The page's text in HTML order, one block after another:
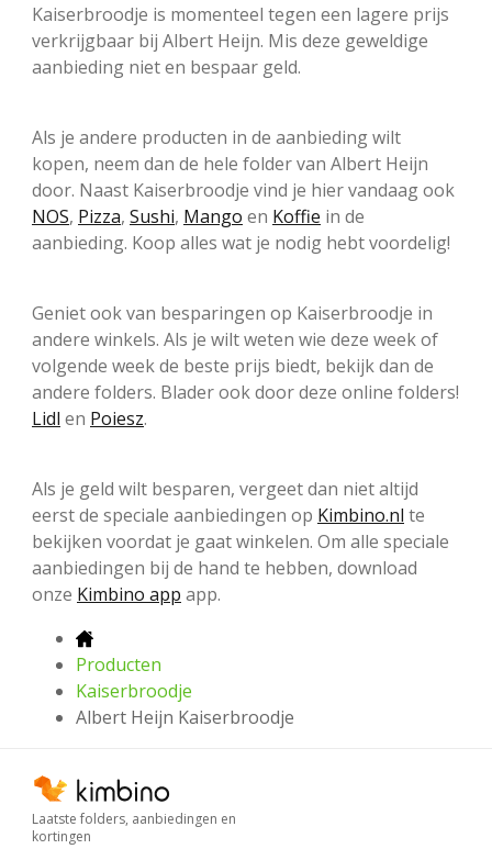
Kaiserbroodje is momenteel tegen een lagere prijs
verkrijgbaar bij Albert Heijn. Mis deze geweldige
aanbieding niet en bespaar geld.
Als je andere producten in de aanbieding wilt
kopen, neem dan de hele folder van Albert Heijn
door. Naast Kaiserbroodje vind je hier vandaag ook
NOS, Pizza, Sushi, Mango en Koffie in de
aanbieding. Koop alles wat je nodig hebt voordelig!
Geniet ook van besparingen op Kaiserbroodje in
andere winkels. Als je wilt weten wie deze week of
volgende week de beste prijs biedt, bekijk dan de
andere folders. Blader ook door deze online folders!
Lidl en Poiesz.
Als je geld wilt besparen, vergeet dan niet altijd
eerst de speciale aanbiedingen op Kimbino.nl te
bekijken voordat je gaat winkelen. Om alle speciale
aanbiedingen bij de hand te hebben, download
onze Kimbino app app.
Producten
Kaiserbroodje
Albert Heijn Kaiserbroodje
Laatste folders, aanbiedingen en
kortingen